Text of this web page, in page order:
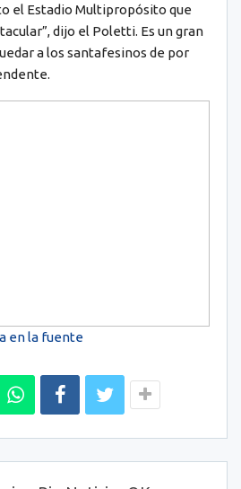
el Estadio Multipropósito que
dijo el Poletti. Es un gran
a los santafesinos de por
en la fuente